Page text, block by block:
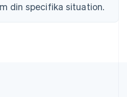
din specifika situation.